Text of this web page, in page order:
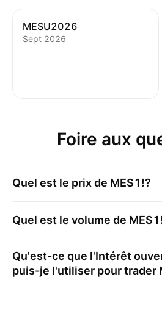
MESU2026
Sept 2026
Foire aux
Quel est le prix de MES1!?
Quel est le volume de MES1!
Qu'est-ce que l'Intérêt
puis-je l'utiliser pour trader